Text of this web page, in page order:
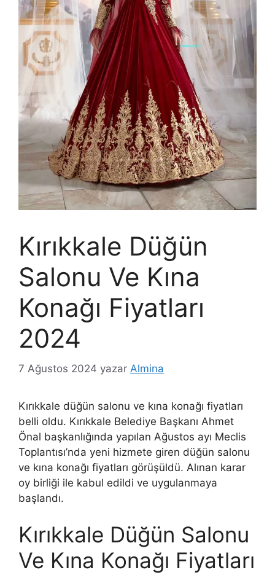
Kırıkkale Düğün
Salonu Ve Kına
Konağı Fiyatları
2024
7 Ağustos 2024 yazar Almina
Kırıkkale düğün salonu ve kına konağı fiyatları
belli oldu. Kırıkkale Belediye Başkanı Ahmet
Önal başkanlığında yapılan Ağustos ayı Meclis
Toplantısı’nda yeni hizmete giren düğün salonu
ve kına konağı fiyatları görüşüldü. Alınan karar
oy birliği ile kabul edildi ve uygulanmaya
başlandı.
Kırıkkale Düğün Salonu
Ve Kına Konağı Fiyatları